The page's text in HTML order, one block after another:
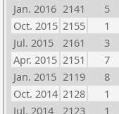
Jan. 2016 2141 5
Oct. 2015 2155 1
Jul. 2015
2161 3
Apr. 2015 2151 7
Jan. 2015 2119 8
Oct. 2014 2128 1
Jul. 2014
2123 1